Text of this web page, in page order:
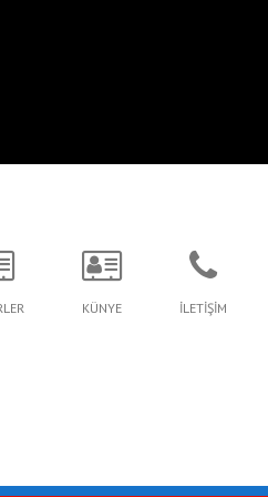
KÜNYE İLETİŞİM